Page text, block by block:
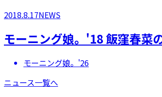
2018.8.17NEWS
モーニング娘。'18 飯窪春菜
モーニング娘。'26
ニュース一覧へ